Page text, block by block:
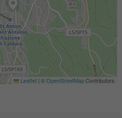
Leaflet | ©OpenStreetMapContributors